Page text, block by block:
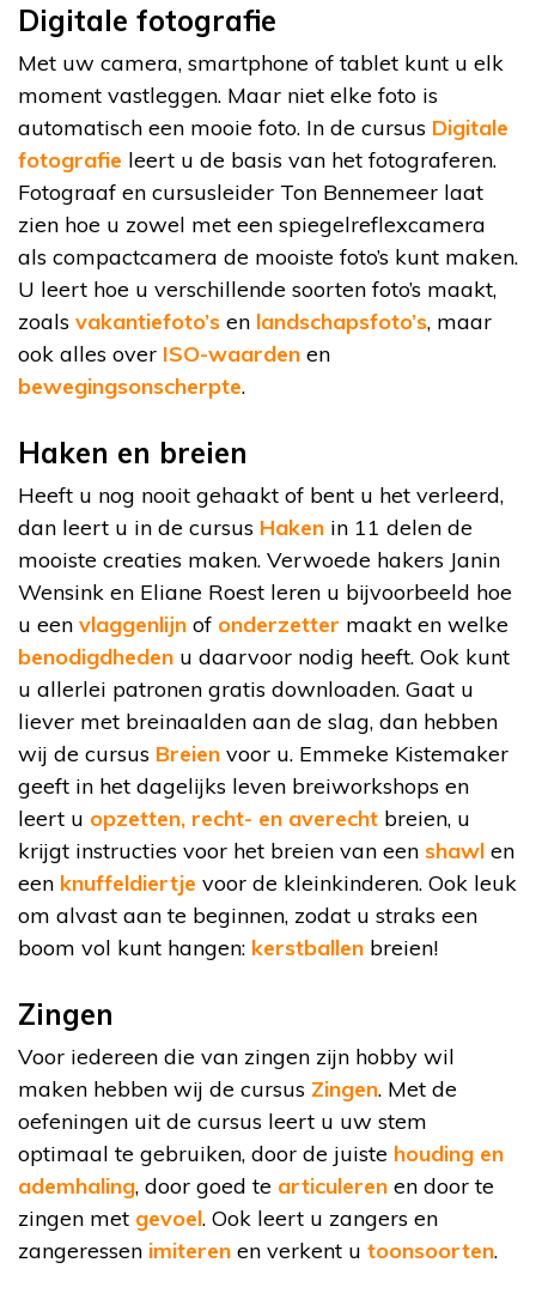
Digitale fotografie
Met uw camera, smartphone of tablet kunt u elk
moment vastleggen. Maar niet elke foto is
automatisch een mooie foto. In de cursus Digitale
fotografie leert u de basis van het fotograferen.
Fotograaf en cursusleider Ton Bennemeer laat
zien hoe u zowel met een spiegelreflexcamera
als compactcamera de mooiste foto’s kunt maken.
U leert hoe u verschillende soorten foto’s maakt,
zoals vakantiefoto’s en landschapsfoto’s, maar
ook alles over ISO-waarden en
bewegingsonscherpte.
Haken en breien
Heeft u nog nooit gehaakt of bent u het verleerd,
dan leert u in de cursus Haken in 11 delen de
mooiste creaties maken. Verwoede hakers Janin
Wensink en Eliane Roest leren u bijvoorbeeld hoe
u een vlaggenlijn of onderzetter maakt en welke
benodigdheden u daarvoor nodig heeft. Ook kunt
u allerlei patronen gratis downloaden. Gaat u
liever met breinaalden aan de slag, dan hebben
wij de cursus Breien voor u. Emmeke Kistemaker
geeft in het dagelijks leven breiworkshops en
leert u opzetten, recht- en averecht breien, u
krijgt instructies voor het breien van een shawl en
een knuffeldiertje voor de kleinkinderen. Ook leuk
om alvast aan te beginnen, zodat u straks een
boom vol kunt hangen: kerstballen breien!
Zingen
Voor iedereen die van zingen zijn hobby wil
maken hebben wij de cursus Zingen. Met de
oefeningen uit de cursus leert u uw stem
optimaal te gebruiken, door de juiste houding en
ademhaling, door goed te articuleren en door te
zingen met gevoel. Ook leert u zangers en
zangeressen imiteren en verkent u toonsoorten.